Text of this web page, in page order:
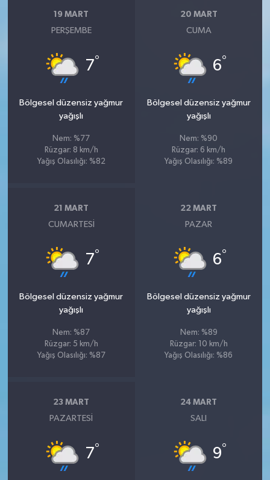
19 MART
PERŞEMBE
7°
Bölgesel düzensiz yağmur
yağışlı
Nem: %77
Rüzgar: 8 km/h
Yağış Olasılığı: %82
20 MART
CUMA
6°
Bölgesel düzensiz yağmur
yağışlı
Nem: %90
Rüzgar: 6 km/h
Yağış Olasılığı: %89
21 MART
CUMARTESI
7°
Bölgesel düzensiz yağmur
yağışlı
Nem: %87
Rüzgar: 5 km/h
Yağış Olasılığı: %87
22 MART
PAZAR
6°
Bölgesel düzensiz yağmur
yağışlı
Nem: %89
Rüzgar: 10 km/h
Yağış Olasılığı: %86
23 MART
PAZARTESI
7°
24 MART
SALI
9°